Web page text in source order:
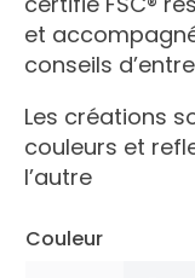
et
conseils
Les créations
couleurs et
l’autre
Couleur